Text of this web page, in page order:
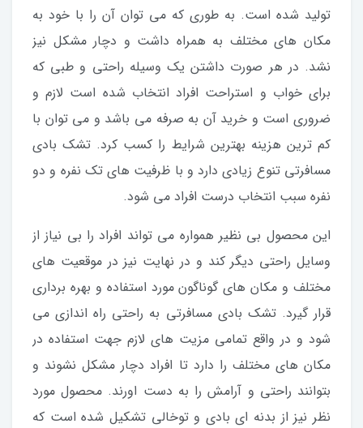
تولید شده است. به طوری که می توان آن را با خود به
مکان های مختلف به همراه داشت و دچار مشکل نیز
نشد. در هر صورت داشتن یک وسیله راحتی و طبی که
برای خواب و استراحت افراد انتخاب شده است لازم و
ضروری است و خرید آن به صرفه می باشد و می توان با
کم ترین هزینه بهترین شرایط را کسب کرد. تشک بادی
مسافرتی تنوع زیادی دارد و با ظرفیت های تک نفره و دو
نفره سبب انتخاب درست افراد می شود.
این محصول بی نظیر همواره می تواند افراد را بی نیاز از
وسایل راحتی دیگر کند و در نهایت نیز در موقعیت های
مختلف و مکان های گوناگون مورد استفاده و بهره برداری
قرار گیرد. تشک بادی مسافرتی به راحتی راه اندازی می
شود و در واقع تمامی مزیت های لازم جهت استفاده در
مکان های مختلف را دارد تا افراد دچار مشکل نشوند و
بتوانند راحتی و آرامش را به دست اورند. محصول مورد
نظر نیز از بدنه ای بادی و توخالی تشکیل شده است که